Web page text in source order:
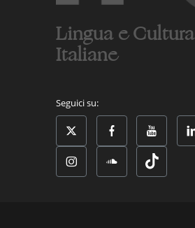
Lingua e Cultura
Italiane
Seguici su: